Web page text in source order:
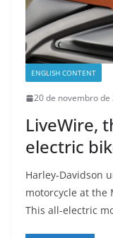
ENGLISH CONTENT
20 de novembro de
LiveWire,
electric
Harley-Davidson
motorcycle at the
This all-electric